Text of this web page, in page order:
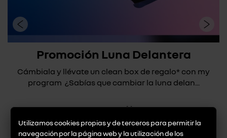
Promoción Luna Delantera
Cámbiala y llévate un clean box de regalo* con my
program ¿Sabías que cambiar la luna delan...
ver promoción
Utilizamos cookies propias y de terceros para permitir la
navegación por la página web y la utilización de los